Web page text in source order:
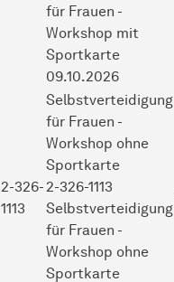
für Frauen -
Workshop mit
Sportkarte
09.10.2026
2-326-
1113
Selbstverteidigung
für Frauen -
Workshop ohne
Sportkarte
2-326-1113
Selbstverteidigung
für Frauen -
Workshop ohne
Sportkarte